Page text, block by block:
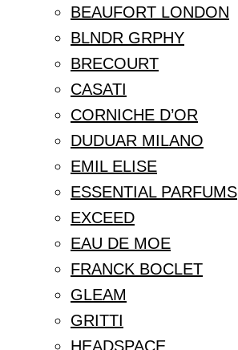
BEAUFORT LONDON
BLNDR GRPHY
BRECOURT
CASATI
CORNICHE D’OR
DUDUAR MILANO
EMIL ELISE
ESSENTIAL PARFUMS
EXCEED
EAU DE MOE
FRANCK BOCLET
GLEAM
GRITTI
HEADSPACE